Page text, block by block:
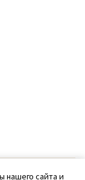
нашего сайта и